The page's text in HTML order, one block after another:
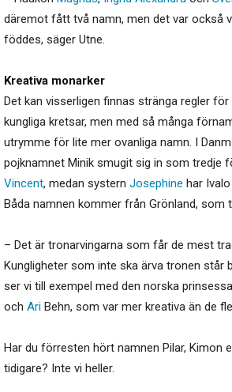
däremot fått två namn, men det var också
föddes, säger Utne.
Kreativa monarker
Det kan visserligen finnas stränga regler för
kungliga kretsar, men med så många
utrymme för lite mer ovanliga namn. I
pojknamnet Minik smugit sig in som tredje
Vincent, medan systern Josephine har
Båda namnen kommer från Grönland, som
– Det är tronarvingarna som får de mest
Kungligheter som inte ska ärva tronen står
ser vi till exempel med den norska
och Ari Behn, som var mer kreativa än de
Har du förresten hört namnen Pilar, Kimon
tidigare? Inte vi heller.